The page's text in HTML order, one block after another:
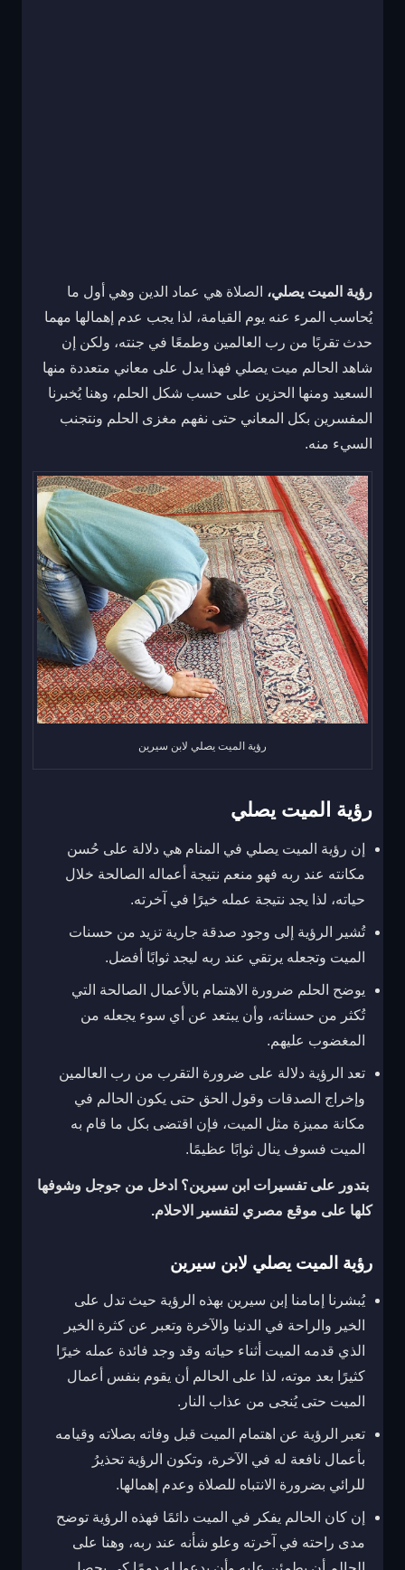
رؤية الميت يصلي، الصلاة هي عماد الدين وهي أول ما
يُحاسب المرء عنه يوم القيامة، لذا يجب عدم إهمالها مهما
حدث تقربًا من رب العالمين وطمعًا في جنته، ولكن إن
شاهد الحالم ميت يصلي فهذا يدل على معاني متعددة منها
السعيد ومنها الحزين على حسب شكل الحلم، وهنا يُخبرنا
المفسرين بكل المعاني حتى نفهم مغزى الحلم ونتجنب
السيء منه.
رؤية الميت يصلي لابن سيرين
رؤية الميت يصلي
إن رؤية الميت يصلي في المنام هي دلالة على حُسن
مكانته عند ربه فهو منعم نتيجة أعماله الصالحة خلال
حياته، لذا يجد نتيجة عمله خيرًا في آخرته.
تُشير الرؤية إلى وجود صدقة جارية تزيد من حسنات
الميت وتجعله يرتقي عند ربه ليجد ثوابًا أفضل.
يوضح الحلم ضرورة الاهتمام بالأعمال الصالحة التي
تُكثر من حسناته، وأن يبتعد عن أي سوء يجعله من
المغضوب عليهم.
تعد الرؤية دلالة على ضرورة التقرب من رب العالمين
وإخراج الصدقات وقول الحق حتى يكون الحالم في
مكانة مميزة مثل الميت، فإن اقتضى بكل ما قام به
الميت فسوف ينال ثوابًا عظيمًا.
بتدور على تفسيرات ابن سيرين؟ ادخل من جوجل وشوفها
كلها على موقع مصري لتفسير الاحلام.
رؤية الميت يصلي لابن سيرين
يُبشرنا إمامنا إبن سيرين بهذه الرؤية حيث تدل على
الخير والراحة في الدنيا والآخرة وتعبر عن كثرة الخير
الذي قدمه الميت أثناء حياته وقد وجد فائدة عمله خيرًا
كثيرًا بعد موته، لذا على الحالم أن يقوم بنفس أعمال
الميت حتى يُنجى من عذاب النار.
تعبر الرؤية عن اهتمام الميت قبل وفاته بصلاته وقيامه
بأعمال نافعة له في الآخرة، وتكون الرؤية تحذيرُ
للرائي بضرورة الانتباه للصلاة وعدم إهمالها.
إن كان الحالم يفكر في الميت دائمًا فهذه الرؤية توضح
مدى راحته في آخرته وعلو شأنه عند ربه، وهنا على